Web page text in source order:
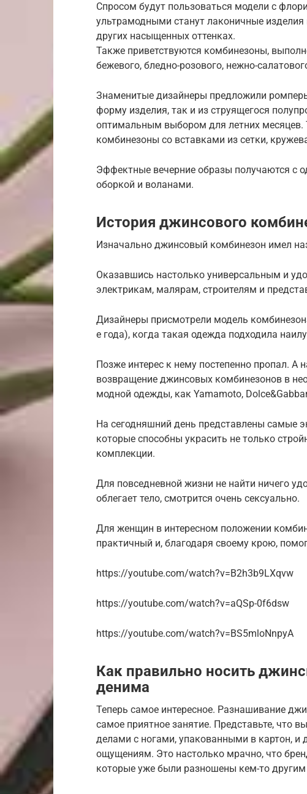
Спросом будут пользоваться модели с
ультрамодными станут лаконичные
других насыщенных оттенках.
Также приветствуются комбинезоны,
бежевого, бледно-розового, нежно-
Знаменитые дизайнеры предложили
форму изделия, так и из струящегося
оптимальным выбором для летних месяцев.
комбинезоны со вставками из сетки,
Эффектные вечерние образы получаются
оборкой и воланами.
История джинсового
Изначально джинсовый комбинезон имел
Оказавшись настолько универсальным и
электрикам, малярам, строителям и
Дизайнеры присмотрели модель
е года), когда такая одежда подходила
Позже интерес к нему постепенно пропал. А
возвращение джинсовых комбинезонов в
модной одежды, как Yamamoto,
На сегодняшний день представлены самые
которые способны украсить не только
комплекции.
Для повседневной жизни не найти ничего
облегает тело, смотрится очень сексуально.
Для женщин в интересном положении
практичный и, благодаря своему крою,
https://youtube.com/watch?v=B2h3b9LXqvw
https://youtube.com/watch?v=aQSp-0f6dsw
https://youtube.com/watch?v=BS5mloNnpyA
Как правильно носить
денима
Теперь самое интересное. Разнашивание
самое приятное занятие. Представьте, что
делами с ногами, упакованными в картон, и
ощущениям. Это настолько мрачно, что
которые уже были разношены кем-то другим